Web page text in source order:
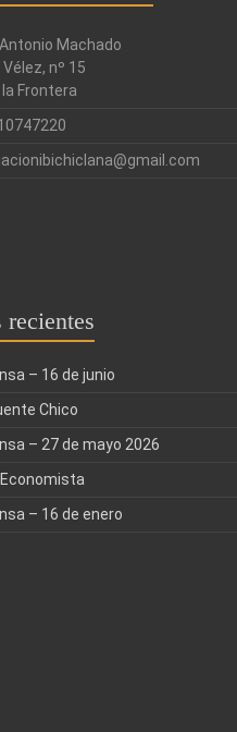
Machado
nº 15
Frontera
recientes
– 16 de junio
Chico
– 27 de mayo 2026
– 16 de enero